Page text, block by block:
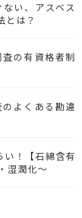
い、アスベス
とは？
の有資格者制
のよくある勘違
い！【石綿含有
湿潤化～